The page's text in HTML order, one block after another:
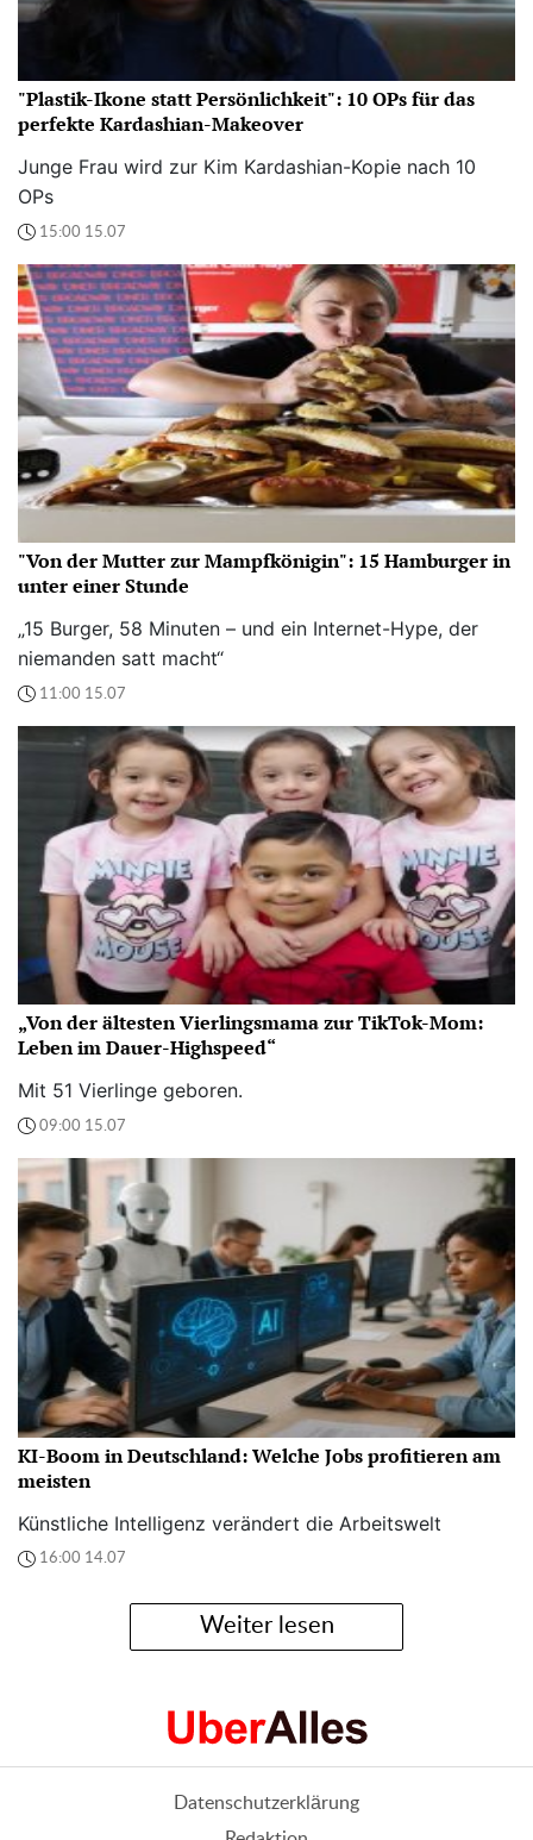
"Plastik-Ikone statt Persönlichkeit": 10 OPs für das
perfekte Kardashian-Makeover
Junge Frau wird zur Kim Kardashian-Kopie nach 10
OPs
15:00 15.07
"Von der Mutter zur Mampfkönigin": 15 Hamburger in
unter einer Stunde
„15 Burger, 58 Minuten – und ein Internet-Hype, der
niemanden satt macht“
11:00 15.07
„Von der ältesten Vierlingsmama zur TikTok-Mom:
Leben im Dauer-Highspeed“
Mit 51 Vierlinge geboren.
09:00 15.07
KI-Boom in Deutschland: Welche Jobs profitieren am
meisten
Künstliche Intelligenz verändert die Arbeitswelt
16:00 14.07
Weiter lesen
Datenschutzerklärung